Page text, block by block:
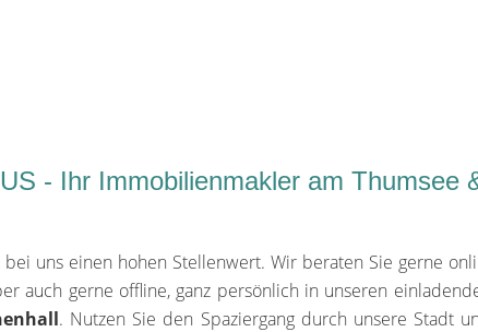
- Ihr Immobilienmakler am Thumsee
bei uns einen hohen Stellenwert. Wir beraten Sie gerne
auch gerne offline, ganz persönlich in unseren
. Nutzen Sie den Spaziergang durch unsere Stadt